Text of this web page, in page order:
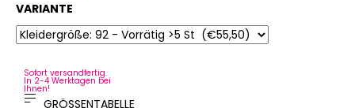
VARIANTE
Sofort versandfertig.
In 2-4 Werktagen bei
Ihnen!
GRÖSSENTABELLE